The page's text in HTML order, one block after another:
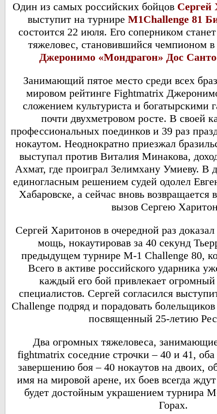
Один из самых российских бойцов Сергей
выступит на турнире M1Challenge 81
состоится 22 июля. Его соперником
тяжеловес, становившийся чемпионом
Джеронимо «Мондрагон» Дос
Занимающий пятое место среди всех
мировом рейтинге Fightmatrix
сложением культуриста и богатырскими
почти двухметровом росте. В своей
профессиональных поединков и 39 раз
нокаутом. Неоднократно приезжал
выступал против Виталия Минакова,
Ахмат, где проиграл Зелимхану Умиеву. В
единогласным решением судей одолел
Хабаровске, а сейчас вновь
вызов Сергею
Сергей Харитонов в очередной раз
мощь, нокаутировав за 40 секунд
предыдущем турнире M-1 Challenge 80,
Всего в активе российского ударника
каждый его бой привлекает
специалистов. Сергей согласился
Challenge подряд и порадовать
посвященный 25-летию
Два огромных тяжеловеса,
fightmatrix соседние строчки – 40 и 41,
завершению боя – 40 нокаутов на двоих,
имя на мировой арене, их боев всегда
будет достойным украшением турнира
Горах.